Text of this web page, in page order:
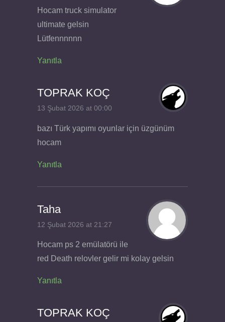
Hocam truck simulator
ultimate gelsin
Lütfennnnnn
Yanıtla
TOPRAK KOÇ
13 Şubat 2026 at 00:00
bazı Türk yapımı oyunlar için üzgünüm
hocam
Yanıtla
Taha
12 Şubat 2026 at 21:27
Hocam ps 2 emülatörü ile
red Death relovler gelir mi kolay gelsin
Yanıtla
TOPRAK KOÇ